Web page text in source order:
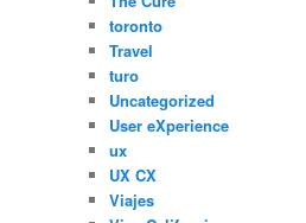
toronto
Travel
turo
Uncategorized
User eXperience
ux
UX CX
Viajes